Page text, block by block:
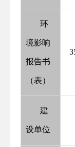
环
境影响
报告书
（表）
建
设单位